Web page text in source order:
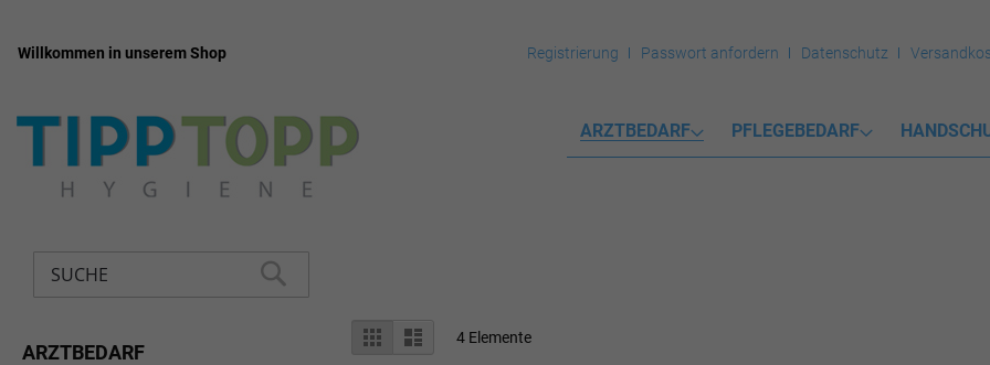
Zum
Willkommen in unserem Shop Registrierung Passwort anfordern Datenschutz
ARZTBEDARF PFLEGEBEDARF
SUCHE
Anzeigen
als
Liste Liste 4Elemente
ARZTBEDARF